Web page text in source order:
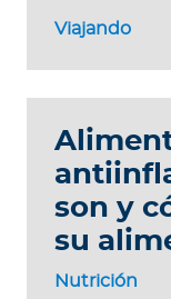
Viajando
Nutrición
son y
su